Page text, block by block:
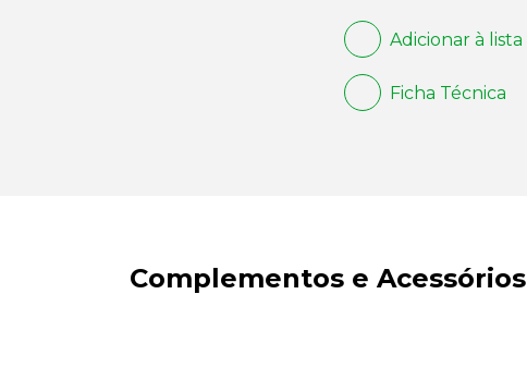
Adicionar à lista
Ficha Técnica
Complementos e Acessórios